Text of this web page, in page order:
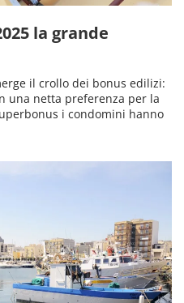
la grande
il crollo dei bonus edilizi:
una netta preferenza per la
i condomini hanno